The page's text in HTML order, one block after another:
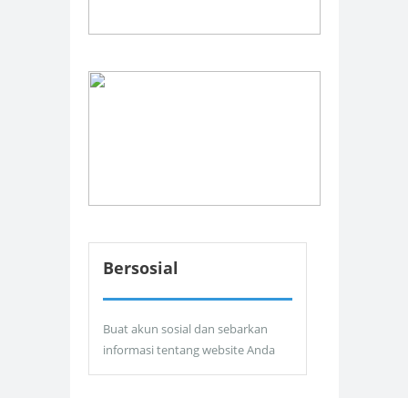
Bersosial
Buat akun sosial dan sebarkan
informasi tentang website Anda